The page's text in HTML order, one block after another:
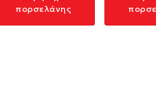
πορσελάνης